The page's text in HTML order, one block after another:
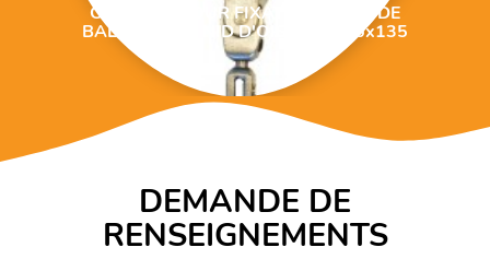
CROCHET POUR FIXATION SIÈGE DE
BALANÇOIRE NID D'OISEAU M16x135
DEMANDE DE
RENSEIGNEMENTS